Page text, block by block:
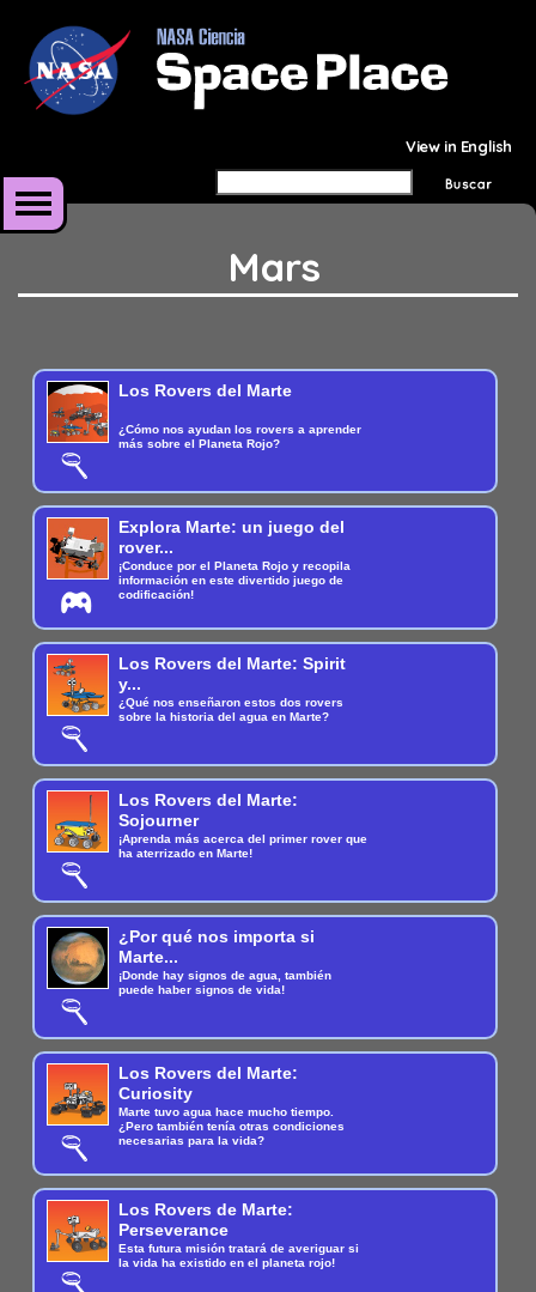
View in English
Mars
Los Rovers del Marte
¿Cómo nos ayudan los rovers a aprender
más sobre el Planeta Rojo?
Explora Marte: un juego del
rover...
¡Conduce por el Planeta Rojo y recopila
información en este divertido juego de
codificación!
Los Rovers del Marte: Spirit
y...
¿Qué nos enseñaron estos dos rovers
sobre la historia del agua en Marte?
Los Rovers del Marte:
Sojourner
¡Aprenda más acerca del primer rover que
ha aterrizado en Marte!
¿Por qué nos importa si
Marte...
¡Donde hay signos de agua, también
puede haber signos de vida!
Los Rovers del Marte:
Curiosity
Marte tuvo agua hace mucho tiempo.
¿Pero también tenía otras condiciones
necesarias para la vida?
Los Rovers de Marte:
Perseverance
Esta futura misión tratará de averiguar si
la vida ha existido en el planeta rojo!